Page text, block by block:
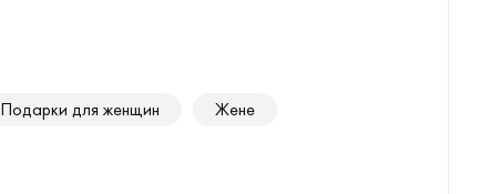
Подарки для женщин
Жене